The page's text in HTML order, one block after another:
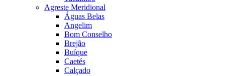
Agreste Meridional
Águas Belas
Angelim
Bom Conselho
Brejão
Buíque
Caetés
Calçado